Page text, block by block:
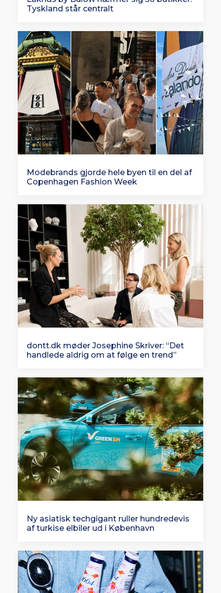
Tyskland står centralt
Modebrands gjorde hele byen til en del af
Copenhagen Fashion Week
dontt.dk møder Josephine Skriver: “Det
handlede aldrig om at følge en trend”
Ny asiatisk techgigant ruller hundredevis
af turkise elbiler ud i København